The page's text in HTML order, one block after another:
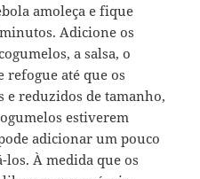
amoleça e fique
Adicione os
a salsa, o
refogue até que os
e reduzidos de tamanho,
estiverem
adicionar um pouco
los. À medida que os